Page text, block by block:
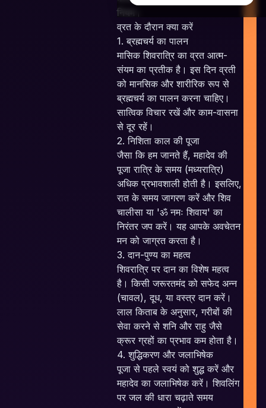
नियम।
व्रत के दौरान क्या करें
1. ब्रह्मचर्य का पालन
मासिक शिवरात्रि का व्रत आत्म-
संयम का प्रतीक है। इस दिन व्रती
को मानसिक और शारीरिक रूप से
ब्रह्मचर्य का पालन करना चाहिए।
सात्विक विचार रखें और काम-वासना
से दूर रहें।
2. निशिता काल की पूजा
जैसा कि हम जानते हैं, महादेव की
पूजा रात्रि के समय (मध्यरात्रि)
अधिक प्रभावशाली होती है। इसलिए,
रात के समय जागरण करें और शिव
चालीसा या 'ॐ नमः शिवाय' का
निरंतर जप करें। यह आपके अवचेतन
मन को जाग्रत करता है।
3. दान-पुण्य का महत्व
शिवरात्रि पर दान का विशेष महत्व
है। किसी जरूरतमंद को सफेद अन्न
(चावल), दूध, या वस्त्र दान करें।
लाल किताब के अनुसार, गरीबों की
सेवा करने से शनि और राहु जैसे
क्रूर ग्रहों का प्रभाव कम होता है।
4. शुद्धिकरण और जलाभिषेक
पूजा से पहले स्वयं को शुद्ध करें और
महादेव का जलाभिषेक करें। शिवलिंग
पर जल की धारा चढ़ाते समय